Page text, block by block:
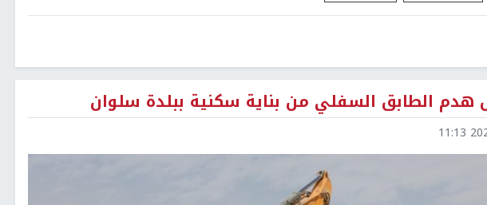
هدم الطابق السفلي من بناية سكنية ببلدة سلوان